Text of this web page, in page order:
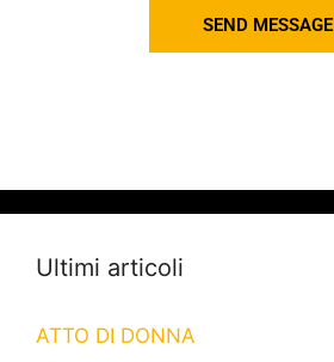
SEND MESSAGE
Ultimi articoli
ATTO DI DONNA